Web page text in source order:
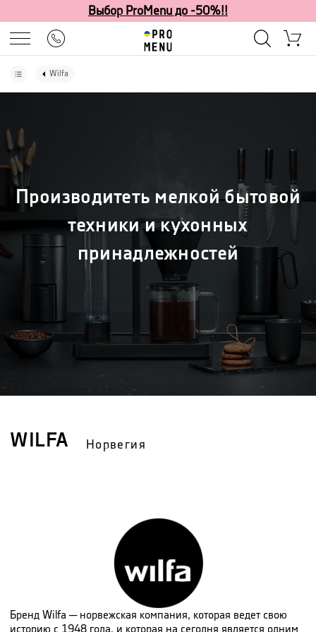
Выбор ProMenu до -50%!!
Wilfa
Производитеть мелкой бытовой
техники и кухонных
принадлежностей
WILFA Норвегия
Бренд Wilfa ─ норвежская компания, которая ведет свою
историю с 1948 года, и которая на сегодня является одним